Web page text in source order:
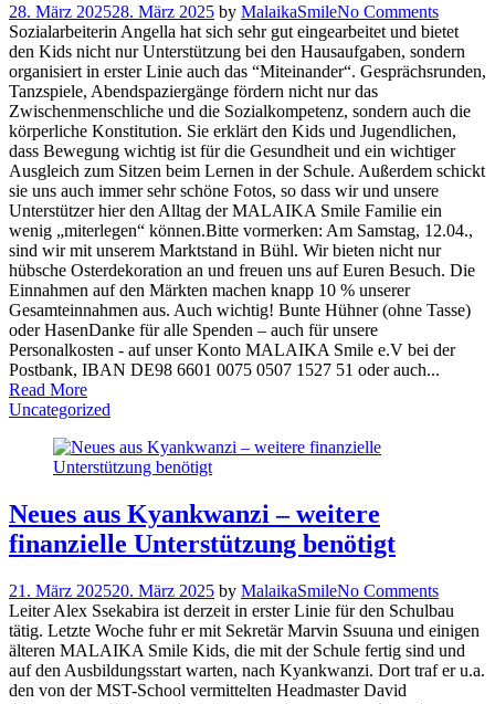
28. März 202528. März 2025 by MalaikaSmileNo Comments
Sozialarbeiterin Angella hat sich sehr gut eingearbeitet und bietet
den Kids nicht nur Unterstützung bei den Hausaufgaben, sondern
organisiert in erster Linie auch das “Miteinander“. Gesprächsrunden,
Tanzspiele, Abendspaziergänge fördern nicht nur das
Zwischenmenschliche und die Sozialkompetenz, sondern auch die
körperliche Konstitution. Sie erklärt den Kids und Jugendlichen,
dass Bewegung wichtig ist für die Gesundheit und ein wichtiger
Ausgleich zum Sitzen beim Lernen in der Schule. Außerdem schickt
sie uns auch immer sehr schöne Fotos, so dass wir und unsere
Unterstützer hier den Alltag der MALAIKA Smile Familie ein
wenig „miterlegen“ können.Bitte vormerken: Am Samstag, 12.04.,
sind wir mit unserem Marktstand in Bühl. Wir bieten nicht nur
hübsche Osterdekoration an und freuen uns auf Euren Besuch. Die
Einnahmen auf den Märkten machen knapp 10 % unserer
Gesamteinnahmen aus. Auch wichtig! Bunte Hühner (ohne Tasse)
oder HasenDanke für alle Spenden – auch für unsere
Personalkosten - auf unser Konto MALAIKA Smile e.V bei der
Postbank, IBAN DE98 6601 0075 0507 1527 51 oder auch...
Read More
Uncategorized
Neues aus Kyankwanzi – weitere
finanzielle Unterstützung benötigt
21. März 202520. März 2025 by MalaikaSmileNo Comments
Leiter Alex Ssekabira ist derzeit in erster Linie für den Schulbau
tätig. Letzte Woche fuhr er mit Sekretär Marvin Ssuuna und einigen
älteren MALAIKA Smile Kids, die mit der Schule fertig sind und
auf den Ausbildungsstart warten, nach Kyankwanzi. Dort traf er u.a.
den von der MST-School vermittelten Headmaster David